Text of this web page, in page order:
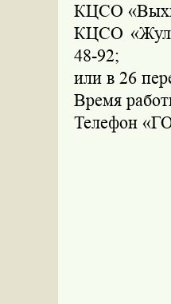
КЦСО
КЦСО
48-92;
или в 26
Время
Телефон